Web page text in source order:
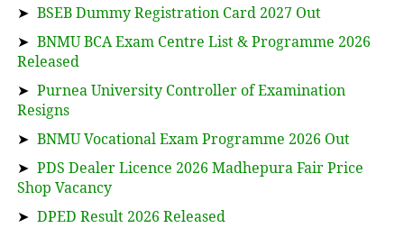
➤ BSEB Dummy Registration Card 2027 Out
➤ BNMU BCA Exam Centre List & Programme 2026
Released
➤ Purnea University Controller of Examination
Resigns
➤ BNMU Vocational Exam Programme 2026 Out
➤ PDS Dealer Licence 2026 Madhepura Fair Price
Shop Vacancy
➤ DPED Result 2026 Released